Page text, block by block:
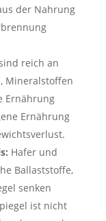
der Nahrung
reich an
Mineralstoffen
Ernährung
Ernährung
Hafer und
Ballaststoffe,
senken
ist nicht